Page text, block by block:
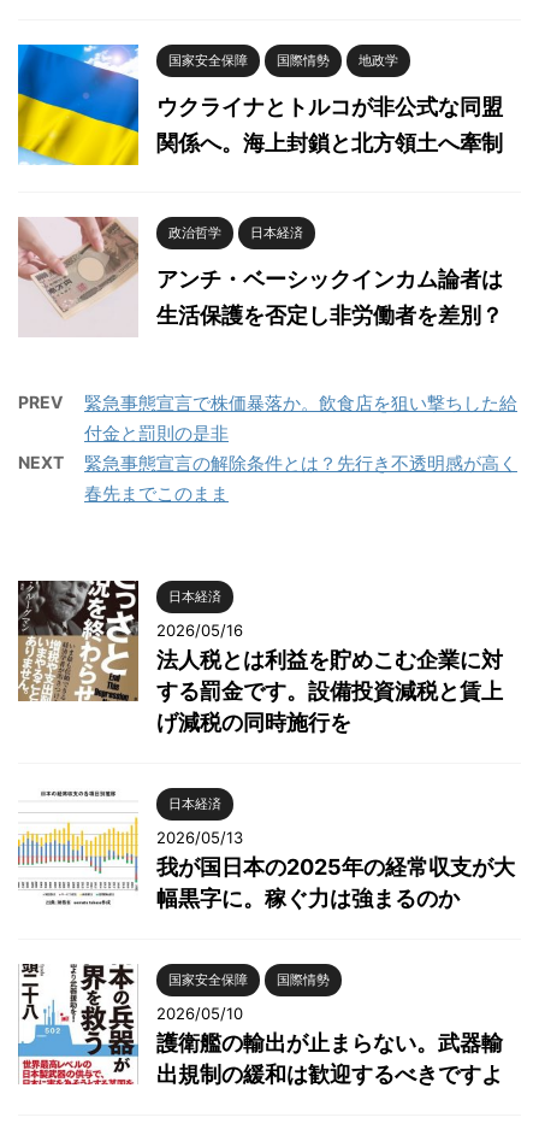
国家安全保障 国際情勢 地政学
ウクライナとトルコが非公式な同盟
関係へ。海上封鎖と北方領土へ牽制
政治哲学 日本経済
アンチ・ベーシックインカム論者は
生活保護を否定し非労働者を差別？
PREV
緊急事態宣言で株価暴落か。飲食店を狙い撃ちした給
付金と罰則の是非
NEXT
緊急事態宣言の解除条件とは？先行き不透明感が高く
春先までこのまま
日本経済
2026/05/16
法人税とは利益を貯めこむ企業に対
する罰金です。設備投資減税と賃上
げ減税の同時施行を
日本経済
2026/05/13
我が国日本の2025年の経常収支が大
幅黒字に。稼ぐ力は強まるのか
国家安全保障 国際情勢
2026/05/10
護衛艦の輸出が止まらない。武器輸
出規制の緩和は歓迎するべきですよ